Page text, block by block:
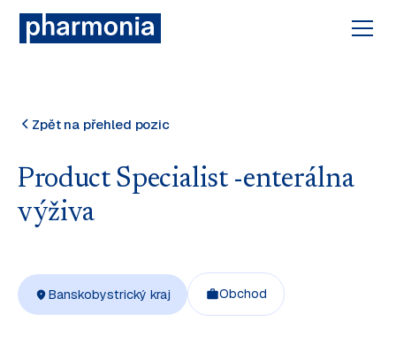
Zpět na přehled pozic
Product Specialist -enterálna
výživa
Banskobystrický kraj Obchod